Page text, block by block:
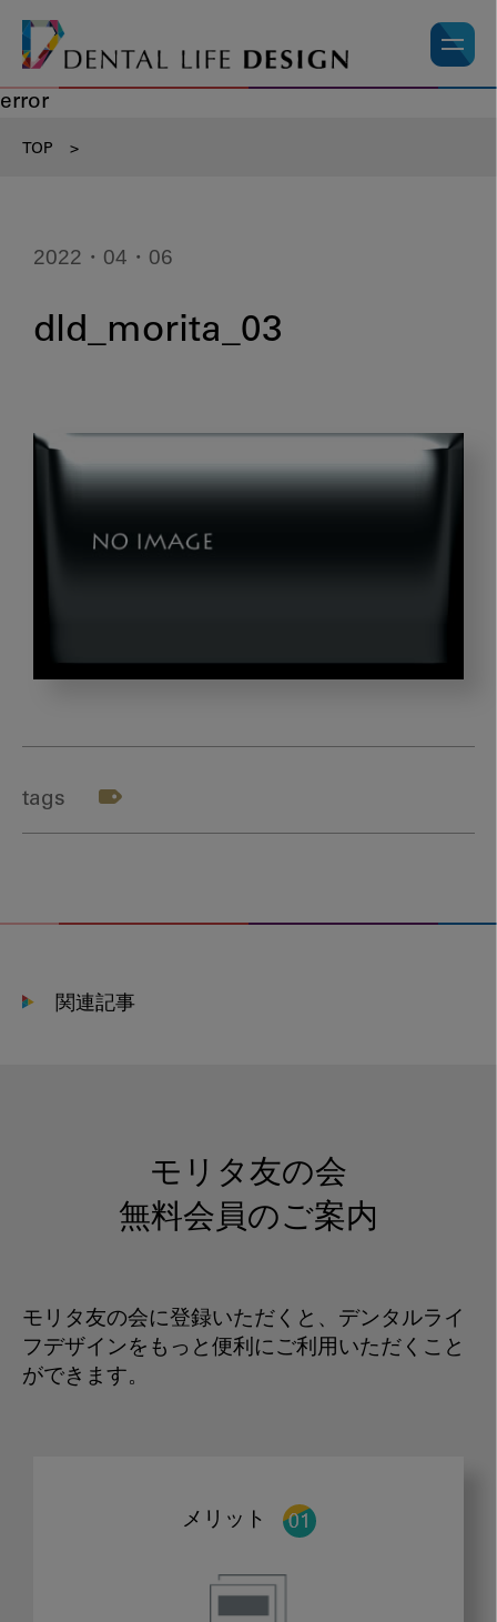
error
TOP >
2022・04・06
dld_morita_03
tags
関連記事
モリタ友の会
無料会員のご案内
モリタ友の会に登録いただくと、デンタルライ
フデザインをもっと便利にご利用いただくこと
ができます。
メリット